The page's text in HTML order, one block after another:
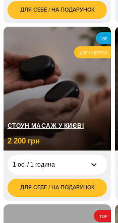
3 000
грн
6 000
грн
ДЛЯ СЕБЕ / НА ПОДАРУНОК
VIP
ДЛЯ ПОДРУГИ
СТОУН МАСАЖ У КИЄВІ
2 200 грн
1 ос. / 1 година
2 200
грн
4 400
грн
ДЛЯ СЕБЕ / НА ПОДАРУНОК
TOP